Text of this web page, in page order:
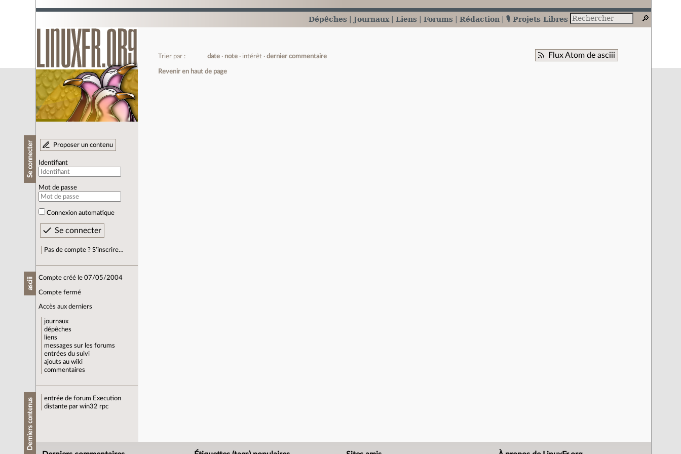
Dépêches Journaux Liens Forums Rédaction 🎙️ Projets Libres
Se connecter Proposer un contenu
Identifiant
Mot de passe
Connexion automatique
Pas de compte ? S’inscrire…
asciii Compte créé le 07/05/2004
Compte fermé
Accès aux derniers
journaux
dépêches
liens
messages sur les forums
entrées du suivi
ajouts au wiki
commentaires
Derniers contenus entrée de forum Execution
distante par win32 rpc
Flux Atom de asciii
Trier par : date note intérêt dernier commentaire
Revenir en haut de page